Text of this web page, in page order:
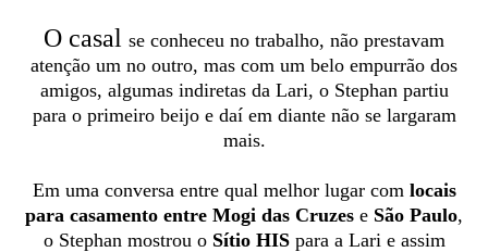
O casal se conheceu no trabalho, não prestavam
atenção um no outro, mas com um belo empurrão dos
amigos, algumas indiretas da Lari, o Stephan partiu
para o primeiro beijo e daí em diante não se largaram
mais.
Em uma conversa entre qual melhor lugar com locais
para casamento entre Mogi das Cruzes e São Paulo,
o Stephan mostrou o Sítio HISpara a Lari e assim